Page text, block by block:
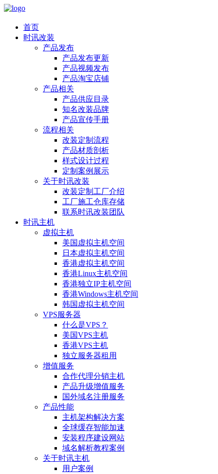
首页
时讯改装
产品发布
产品发布更新
产品视频发布
产品淘宝店铺
产品相关
产品供应目录
知名改装品牌
产品宣传手册
流程相关
改装定制流程
产品材质剖析
样式设计过程
定制案例展示
关于时讯改装
改装定制工厂介绍
工厂施工仓库存储
联系时讯改装团队
时讯主机
虚拟主机
美国虚拟主机空间
日本虚拟主机空间
香港虚拟主机空间
香港Linux主机空间
香港独立IP主机空间
香港Windows主机空间
韩国虚拟主机空间
VPS服务器
什么是VPS？
美国VPS主机
香港VPS主机
独立服务器租用
增值服务
合作代理分销主机
产品升级增值服务
国外域名注册服务
产品性能
主机架构解决方案
全球缓存智能加速
安装程序建设网站
域名解析教程案例
关于时讯主机
用户案例